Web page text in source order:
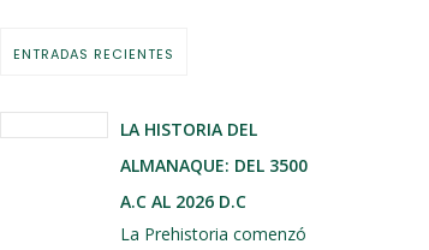
ENTRADAS RECIENTES
LA HISTORIA DEL
ALMANAQUE: DEL 3500
A.C AL 2026 D.C
La Prehistoria comenzó